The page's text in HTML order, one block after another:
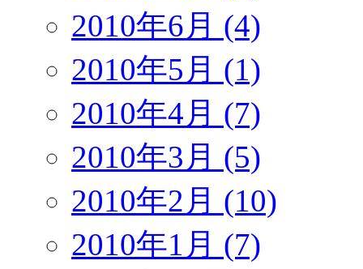
2010年6月 (4)
2010年5月 (1)
2010年4月 (7)
2010年3月 (5)
2010年2月 (10)
2010年1月 (7)